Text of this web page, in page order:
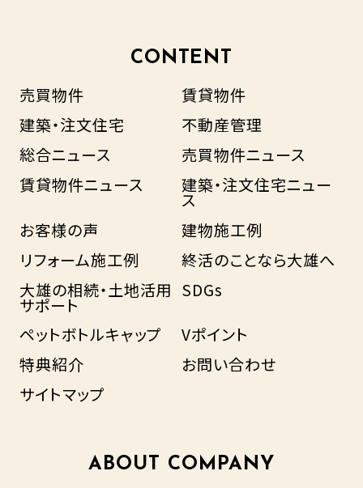
CONTENT
売買物件
賃貸物件
建築・注文住宅
不動産管理
総合ニュース
売買物件ニュース
賃貸物件ニュース
建築・注文住宅ニュー
ス
お客様の声
建物施工例
リフォーム施工例
終活のことなら大雄へ
大雄の相続・土地活用
サポート
SDGs
ペットボトルキャップ
Vポイント
特典紹介
お問い合わせ
サイトマップ
ABOUT COMPANY